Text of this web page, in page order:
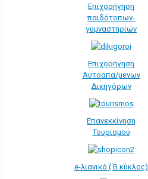
Επιχορήγηση
παιδότοπων-
γυμναστηρίων
Επιχορήγηση
Αυτοαπα/μενων
Δικηγόρων
Επανεκκίνηση
Τουρισμού
e-λιανικό (΄Β κύκλος)